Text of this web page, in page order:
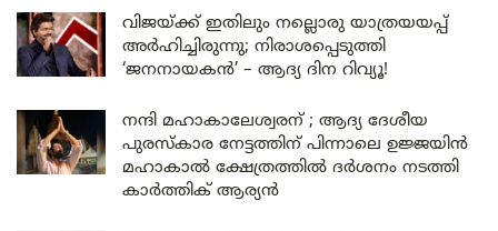
വിജയ്ക്ക് ഇതിലും നല്ലൊരു യാത്രയയപ്പ്
അർഹിച്ചിരുന്നു; നിരാശപ്പെടുത്തി
‘ജനനായകൻ’ – ആദ്യ ദിന റിവ്യൂ!
നന്ദി മഹാകാലേശ്വരന് ; ആദ്യ ദേശീയ
പുരസ്കാര നേട്ടത്തിന് പിന്നാലെ ഉജ്ജയിൻ
മഹാകാൽ ക്ഷേത്രത്തിൽ ദർശനം നടത്തി
കാർത്തിക് ആര്യൻ